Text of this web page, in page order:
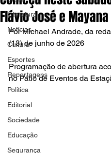
Literatura
Notícias
Cultura
Esportes
Reportagens
Política
Editorial
Sociedade
Educação
Segurança
Flávio José e
Por Michael Andrade, da
(13) de junho de 2026
Programação de abertura
no Pátio de Eventos da